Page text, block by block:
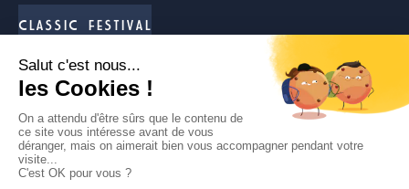
CLASSIC FESTIVAL
FUN CUP
TROPHÉE ANDROS